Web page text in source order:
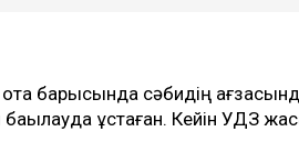
барысында сәбидің ағзасында
ұстаған. Кейін УДЗ